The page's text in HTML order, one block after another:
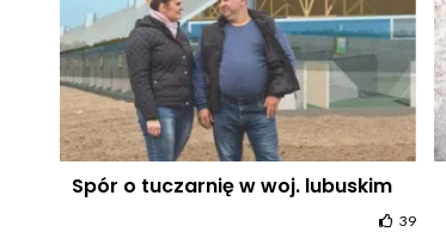
Spór o tuczarnię w woj. lubuskim
39